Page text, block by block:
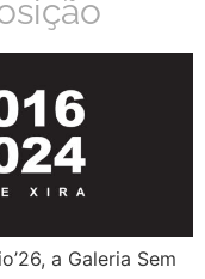
a Galeria Sem